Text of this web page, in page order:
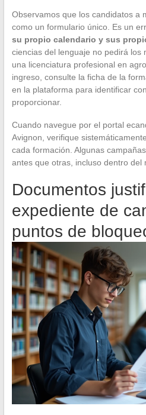
Observamos que los candidatos a
como un formulario único. Es un
su propio calendario y sus
ciencias del lenguaje no pedirá los
una licenciatura profesional en
ingreso, consulte la ficha de la
en la plataforma para identificar
proporcionar.
Cuando navegue por el portal
Avignon, verifique
cada formación. Algunas
antes que otras, incluso dentro del
Documentos
expediente de
puntos de